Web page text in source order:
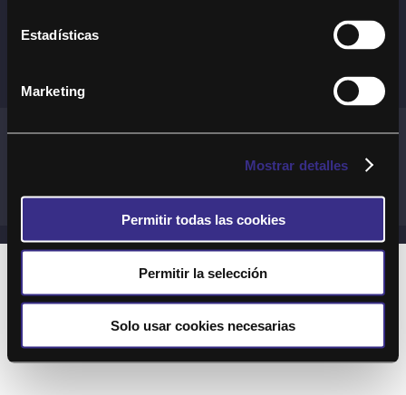
Estadísticas
Marketing
Mostrar detalles
Permitir todas las cookies
Permitir la selección
Solo usar cookies necesarias
Copyright © 2020. Todos los derechos
Términos y Cond. Generales de uso del Servicio
Preguntas Frecuentes